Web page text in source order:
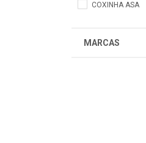
COXINHA ASA
MARCAS